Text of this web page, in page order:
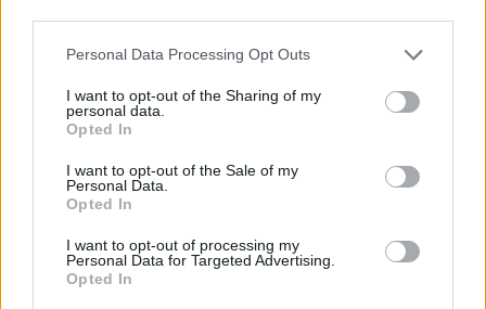
Personal Data Processing Opt Outs
I want to opt-out of the Sharing of my
personal data.
Opted In
I want to opt-out of the Sale of my
Personal Data.
Opted In
I want to opt-out of processing my
Personal Data for Targeted Advertising.
Opted In